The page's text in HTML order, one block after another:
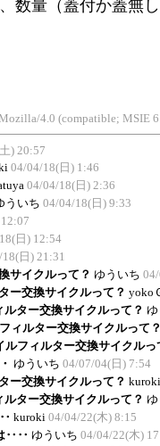
数量（蓋付か蓋無
4.0 (compatible; MSIE
) 20:57
04/04/18(日) 1:46
04/04/18(日) 2:36
ういち 04/04/18(日) 9:33
日) 12:54
日) 21:31
サイクルって？ ゆういち
ー交換サイクルって？ yoko
ルター交換サイクルって？
ィルター交換サイクルって
ルフィルター交換サイクルっ
ゆういち 04/07/04(日) 7:54
ー交換サイクルって？ kuroki
ルター交換サイクルって？
kuroki 04/04/22(木) 8:15
‥‥ ゆういち 04/04/22(木)